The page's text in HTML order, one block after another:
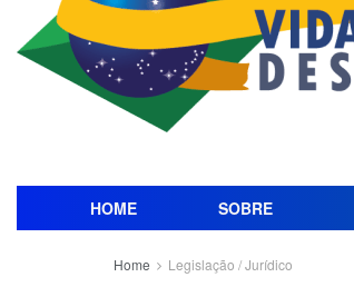
HOME SOBRE
Home Legislação / Jurídico